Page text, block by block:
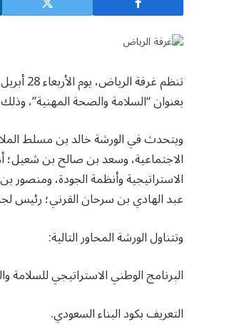
تنظم
بعنوان “السلامة والصحة المهنية”،
ويتحدث في الورشة خالد بن مسلط
الاجتماعية، وسعد بن صالح بن شعيل؛
الاستراتيجية وأنظمة الجودة، ومنصور
عبد الهادي بن سرحان القرني؛ رئيس
وتتناول الورشة المحاور التالية:
البرنامج الوطني الاستراتيجي للسلامة
التعريف بكود البناء السعودي.